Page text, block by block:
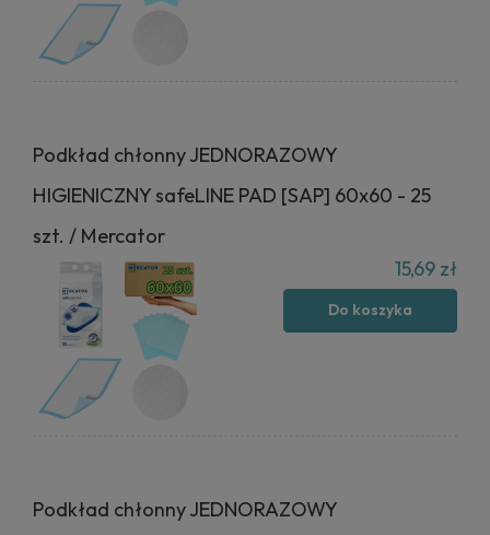
Podkład chłonny JEDNORAZOWY
HIGIENICZNY safeLINE PAD [SAP] 60x60 - 25
szt. / Mercator
15,69 zł
Do koszyka
Podkład chłonny JEDNORAZOWY